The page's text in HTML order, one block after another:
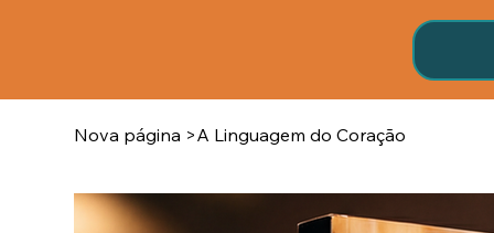
Nova página >A Linguagem do Coração